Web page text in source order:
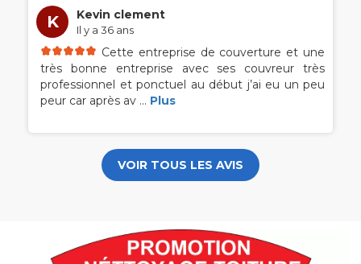
K Kevin clement
Il y a 36 ans
Cette entreprise de couverture et une
très bonne entreprise avec ses couvreur très
professionnel et ponctuel au début j’ai eu un peu
peur car après av ... Plus
VOIR TOUS LES AVIS